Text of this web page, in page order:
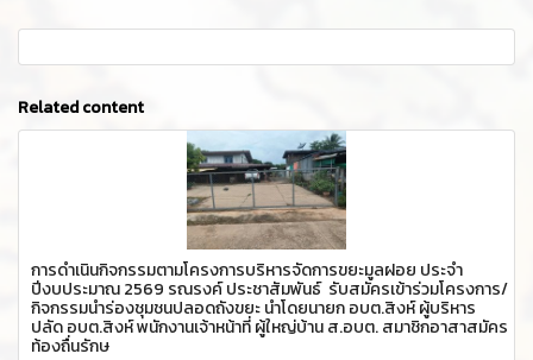
Related content
การดำเนินกิจกรรมตามโครงการบริหารจัดการขยะมูลฝอย ประจำ
ปีงบประมาณ 2569 รณรงค์ ประชาสัมพันธ์ รับสมัครเข้าร่วมโครงการ/
กิจกรรมนำร่องชุมชนปลอดถังขยะ นำโดยนายก อบต.สิงห์ ผู้บริหาร
ปลัด อบต.สิงห์ พนักงานเจ้าหน้าที่ ผู้ใหญ่บ้าน ส.อบต. สมาชิกอาสาสมัคร
ท้องถื่นรักษ